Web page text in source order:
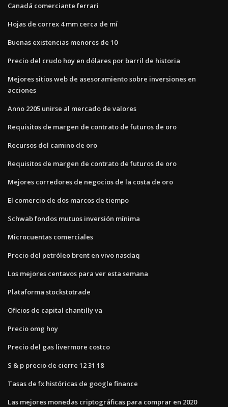
Canadá comerciante ferrari
Hojas de correx 4 mm cerca de mí
Buenas existencias menores de 10
Precio del crudo hoy en dólares por barril de historia
Mejores sitios web de asesoramiento sobre inversiones en
acciones
Anno 2205 unirse al mercado de valores
Requisitos de margen de contrato de futuros de oro
Recursos del camino de oro
Requisitos de margen de contrato de futuros de oro
Mejores corredores de negocios de la costa de oro
El comercio de dos marcos de tiempo
Schwab fondos mutuos inversión mínima
Microcuentas comerciales
Precio del petróleo brent en vivo nasdaq
Los mejores centavos para ver esta semana
Plataforma stockstotrade
Oficios de capital chantilly va
Precio omg hoy
Precio del gas livermore costco
S & p precio de cierre 12 31 18
Tasas de fx históricas de google finance
Las mejores monedas criptográficas para comprar en 2020